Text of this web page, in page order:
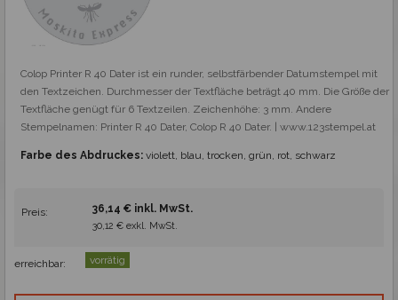
Colop Printer R 40 Dater ist ein runder, selbstfärbender Datumstempel mit
den Textzeichen. Durchmesser der Textfläche beträgt 40 mm. Die Größe der
Textfläche genügt für 6 Textzeilen. Zeichenhöhe: 3 mm. Andere
Stempelnamen: Printer R 40 Dater, Colop R 40 Dater. | www.123stempel.at
Farbe des Abdruckes: violett, blau, trocken, grün, rot, schwarz
Preis: 36,14 € inkl. MwSt.
30,12 € exkl. MwSt.
erreichbar: vorrätig